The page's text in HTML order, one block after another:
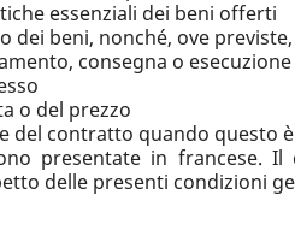
essenziali dei beni offerti
dei beni, nonché, ove
consegna o esecuzione
o del prezzo
del contratto quando questo
presentate in francese.
delle presenti condizioni